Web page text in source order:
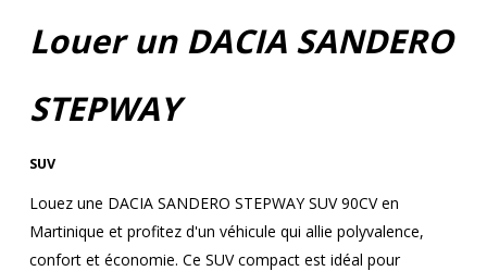
Louer un DACIA SANDERO
STEPWAY
SUV
Louez une DACIA SANDERO STEPWAY SUV 90CV en
Martinique et profitez d'un véhicule qui allie polyvalence,
confort et économie. Ce SUV compact est idéal pour